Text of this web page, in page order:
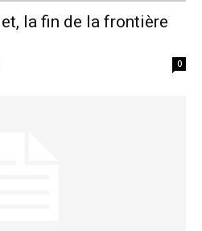
la fin de la frontière
0